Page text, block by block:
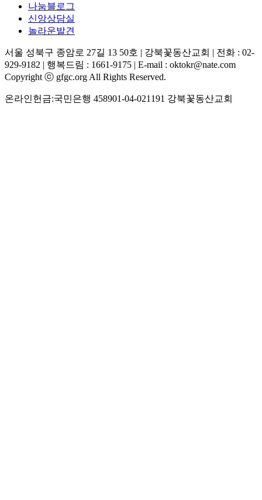
나눔블로그
신앙상담실
놀라운발견
서울 성북구 종암로 27길 13 50호 | 강북꽃동산교회 | 전화 : 02-
929-9182 | 행복드림 : 1661-9175 | E-mail : oktokr@nate.com
Copyright ⓒ gfgc.org All Rights Reserved.
온라인헌금:국민은행 458901-04-021191 강북꽃동산교회